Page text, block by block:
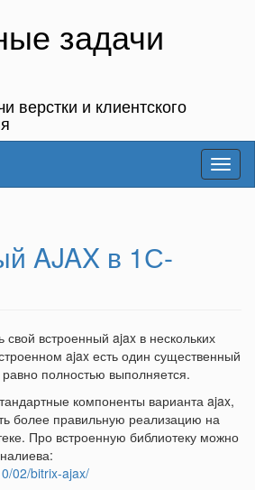
задачи
верстки и клиентского
AJAX в 1С-
свой встроенный ajax в нескольких
ajax есть один существенный
полностью выполняется.
компоненты варианта ajax,
более правильную реализацию на
Про встроенную библиотеку можно
02/bitrix-ajax/